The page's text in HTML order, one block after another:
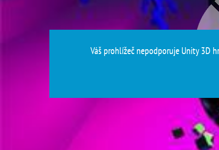
Váš prohlížeč nepodporuje Unity 3D